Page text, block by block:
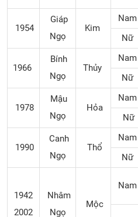
1954
Giáp
Ngọ
Kim
Nam
Nữ
1966
Bính
Ngọ
Thủy
Nam
Nữ
1978
Mậu
Ngọ
Hỏa
Nam
Nữ
1990
Canh
Ngọ
Thổ
Nam
Nữ
1942
2002
Nhâm
Ngọ
Mộc
Nam